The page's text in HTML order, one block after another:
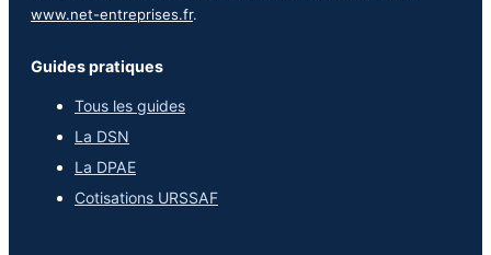
www.net-entreprises.fr.
Guides pratiques
Tous les guides
La DSN
La DPAE
Cotisations URSSAF